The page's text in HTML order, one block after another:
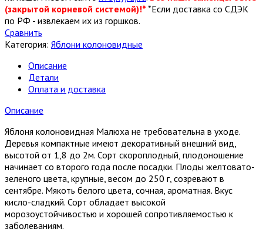
(закрытой корневой системой)!* *Если доставка со СДЭК
по РФ - извлекаем их из горшков.
Сравнить
Категория: Яблони колоновидные
Описание
Детали
Оплата и доставка
Описание
Яблоня колоновидная Малюха не требовательна в уходе.
Деревья компактные имеют декоративный внешний вид,
высотой от 1,8 до 2м. Сорт скороплодный, плодоношение
начинает со второго года после посадки. Плоды желтовато-
зеленого цвета, крупные, весом до 250 г, созревают в
сентябре. Мякоть белого цвета, сочная, ароматная. Вкус
кисло-сладкий. Сорт обладает высокой
морозоустойчивостью и хорошей сопротивляемостью к
заболеваниям.